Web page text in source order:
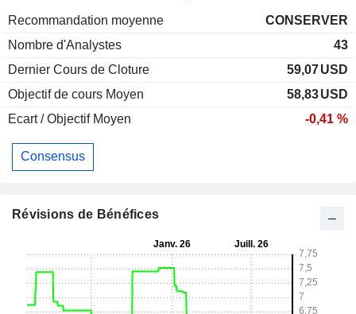
Recommandation moyenne
CONSERVER
Nombre d'Analystes
43
Dernier Cours de Cloture
59,07USD
Objectif de cours Moyen
58,83USD
Ecart / Objectif Moyen
-0,41 %
Consensus
Révisions de Bénéfices